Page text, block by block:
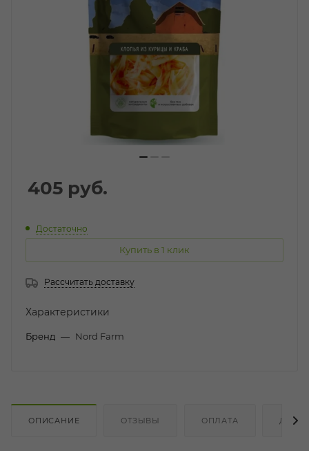
405 руб.
Достаточно
Купить в 1 клик
Рассчитать доставку
Характеристики
Бренд — Nord Farm
ОПИСАНИЕ ОТЗЫВЫ ОПЛАТА